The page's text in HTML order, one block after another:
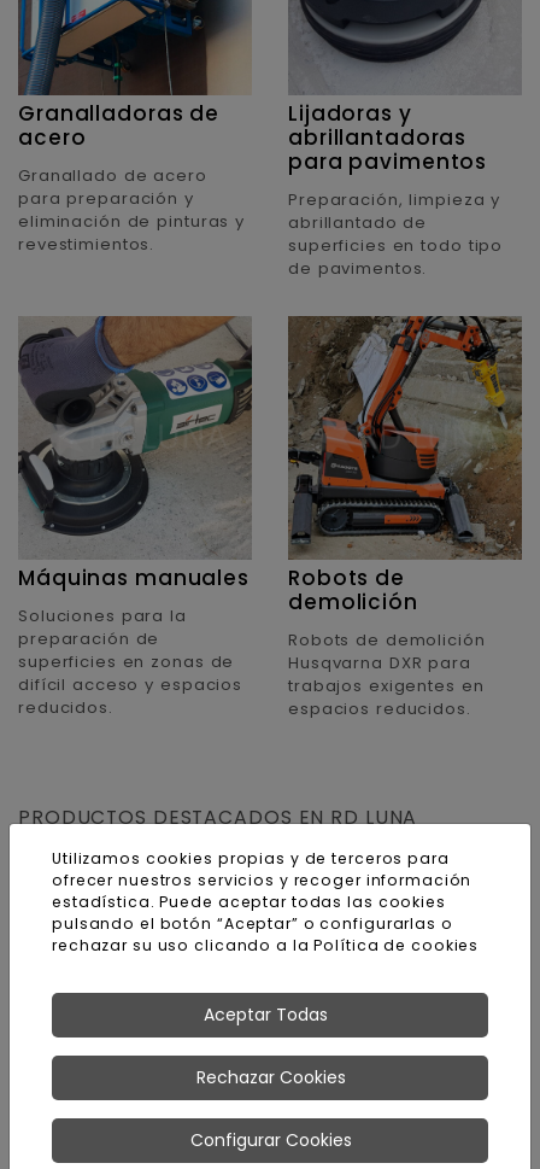
Granalladoras de
acero
Granallado de acero
para preparación y
eliminación de pinturas y
revestimientos.
Lijadoras y
abrillantadoras
para pavimentos
Preparación, limpieza y
abrillantado de
superficies en todo tipo
de pavimentos.
Máquinas manuales
Soluciones para la
preparación de
superficies en zonas de
difícil acceso y espacios
reducidos.
Robots de
demolición
Robots de demolición
Husqvarna DXR para
trabajos exigentes en
espacios reducidos.
PRODUCTOS DESTACADOS EN RD LUNA
Aspirador industrial
Pulidora de
hormigón
Utilizamos cookies propias y de terceros para
ofrecer nuestros servicios y recoger información
estadística. Puede aceptar todas las cookies
pulsando el botón “Aceptar” o configurarlas o
rechazar su uso clicando a laPolítica de cookies
Aceptar Todas
Rechazar Cookies
Configurar Cookies